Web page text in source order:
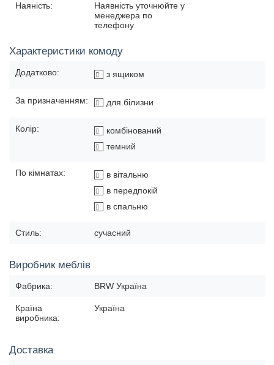
Наяність:
Наявність уточнюйте у
менеджера по
телефону
Характеристики комоду
Додатково: з ящиком
За призначенням: для білизни
Колір:
комбінований
темний
По кімнатах:
в вітальню
в передпокій
в спальню
Стиль: сучасний
Виробник меблів
Фабрика: BRW Україна
Країна
виробника:
Україна
Доставка